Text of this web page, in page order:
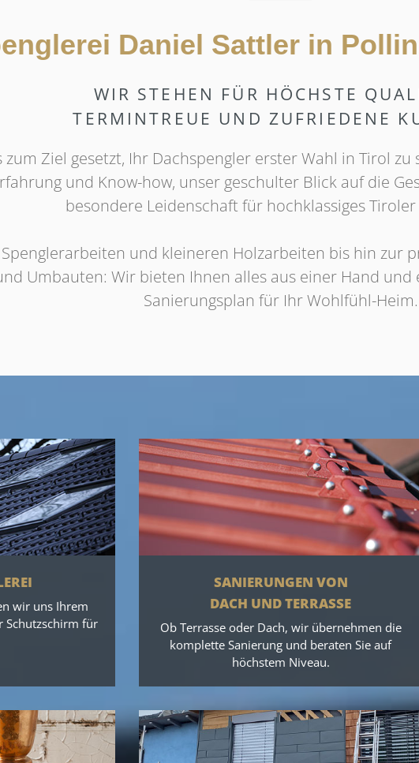
Daniel Sattler in
WIR STEHEN FÜR HÖCHSTE
TERMINTREUE UND ZUFRIEDENE
Ziel gesetzt, Ihr Dachspengler erster Wahl in Tirol
und Know-how, unser geschulter Blick auf die
besondere Leidenschaft für hochklassiges
und kleineren Holzarbeiten bis hin zur
Umbauten: Wir bieten Ihnen alles aus einer Hand
Sanierungsplan für Ihr Wohlfühl-Heim.
wir uns Ihrem
Schutzschirm für
SANIERUNGEN VON
DACH UND TERRASSE
Ob Terrasse oder Dach, wir übernehmen die
komplette Sanierung und beraten Sie auf
höchstem Niveau.